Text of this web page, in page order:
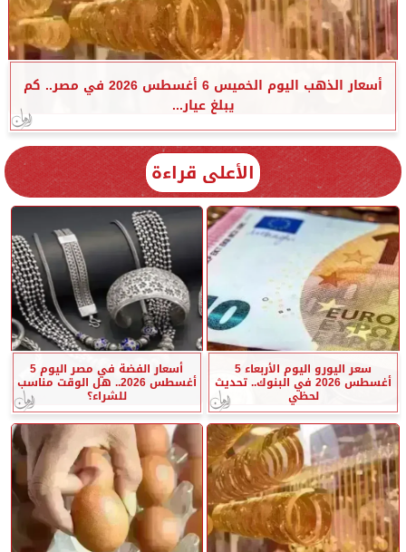
أسعار الذهب اليوم الخميس 6 أغسطس 2026 في مصر.. كم
يبلغ عيار...
الأعلى قراءة
سعر اليورو اليوم الأربعاء 5
أغسطس 2026 في البنوك.. تحديث
لحظي
أسعار الفضة في مصر اليوم 5
أغسطس 2026.. هل الوقت مناسب
للشراء؟